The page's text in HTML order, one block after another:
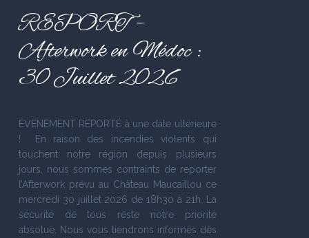
REPORT –
Afterwork en Médoc :
30 Juillet 2026
ÉVENEMENT REPORTÉ à une date ultérieure
! En raison des incendies violents qui
touchent notre région depuis plusieurs
jours, nous sommes contraints de reporter
l’Afterwork prévu au Château Maucaillou ce
mercredi 30 juillet 2026 de 18h30 à 21h. La
sécurité de tous reste notre priorité
absolue. Nous vous tiendrons informés dès